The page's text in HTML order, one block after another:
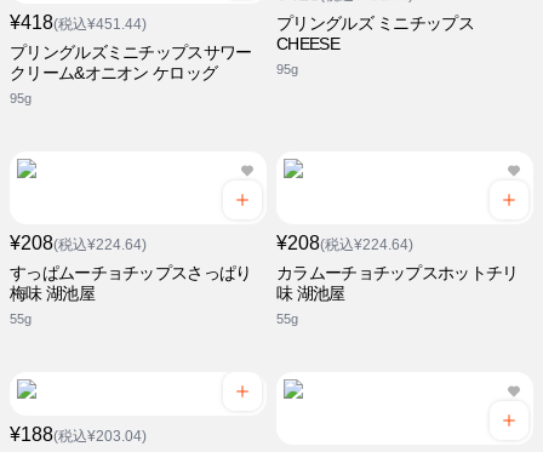
¥418(税込¥451.44)
プリングルズミニチップスサワー
クリーム&オニオン ケロッグ
95g
プリングルズ ミニチップス
CHEESE
95g
¥208(税込¥224.64)
すっぱムーチョチップスさっぱり
梅味 湖池屋
55g
¥208(税込¥224.64)
カラムーチョチップスホットチリ
味 湖池屋
55g
¥188(税込¥203.04)